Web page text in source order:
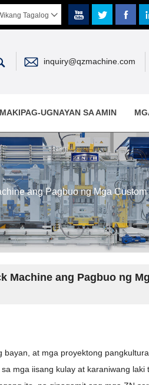
  
Tagalog 
 inquiry@qzmachine.com
MAKIPAG-UGNAYAN SA AMIN
ang Pagbuo ng Mga Custom
Machine ang Pagbuo ng
at mga proyektong
mga iisang kulay at karaniwang laki